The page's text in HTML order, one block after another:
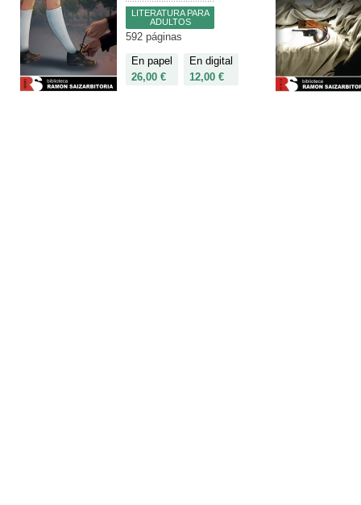
LITERATURA PARA
ADULTOS
592 páginas
En papel
26,00 €
En digital
12,00 €